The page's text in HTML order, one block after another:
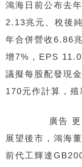
鴻海日前公布去
2.13兆元、稅後
年合併營收6.86
增7%，EPS
議擬每股配發現
170元作計算，殖
廣告
展望後市，鴻海
前代工輝達